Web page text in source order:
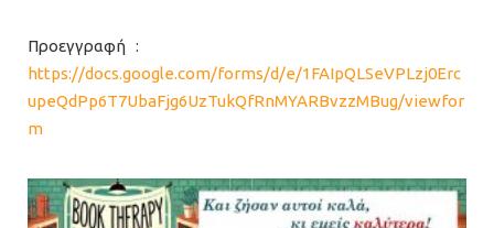
Προεγγραφή :
https://docs.google.com/forms/d/e/1FAIpQLSeVPLzj0Erc
upeQdPp6T7UbaFjg6UzTukQfRnMYARBvzzMBug/viewfor
m